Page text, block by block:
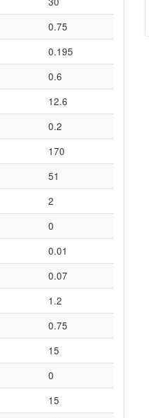
0.75
0.195
0.6
12.6
0.2
170
51
2
0
0.01
0.07
1.2
0.75
15
0
15